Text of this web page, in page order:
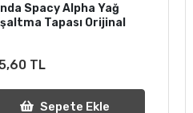
Spacy Alpha Yağ
Tapası Orijinal
TL
Sepete Ekle